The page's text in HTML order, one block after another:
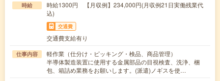
時給
時給1300円 【月収例】234,000円(月収例21日実働残業代
込)
交通費
交通費支給有り
仕事内容
軽作業（仕分け・ピッキング・検品、商品管理）
半導体製造装置に使用する金属部品の目視検査、洗浄、梱
包、箱詰め業務をお願いします。(派遣)ノギスを使…